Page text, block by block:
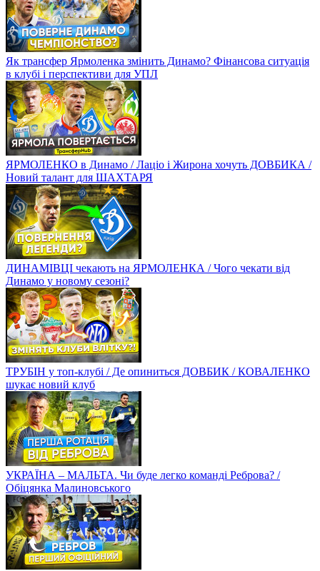
Як трансфер Ярмоленка змінить Динамо? Фінансова ситуація
в клубі і перспективи для УПЛ
ЯРМОЛЕНКО в Динамо / Лаціо і Жирона хочуть ДОВБИКА /
Новий талант для ШАХТАРЯ
ДИНАМІВЦІ чекають на ЯРМОЛЕНКА / Чого чекати від
Динамо у новому сезоні?
ТРУБІН у топ-клубі / Де опиниться ДОВБИК / КОВАЛЕНКО
шукає новий клуб
УКРАЇНА – МАЛЬТА. Чи буде легко команді Реброва? /
Обіцянка Малиновського